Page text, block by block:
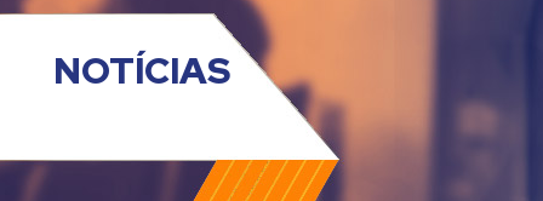
NOTÍCIAS